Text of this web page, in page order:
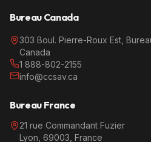
Bureau Canada
303 Boul. Pierre-Roux Est,
Canada
1 888-802-2155
info@ccsav.ca
Bureau France
21 rue Commandant Fuzier
Lyon, 69003, France